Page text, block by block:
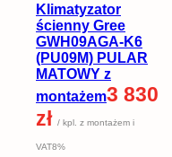
Klimatyzator
ścienny Gree
GWH09AGA-K6
(PU09M) PULAR
MATOWY z
montażem3 830
zł / kpl. z montażem i
VAT8%